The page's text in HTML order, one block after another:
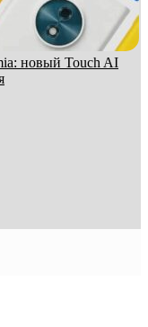
новый Touch AI